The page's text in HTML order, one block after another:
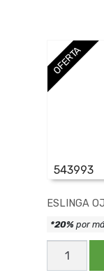
OFERTA
543993
ESLINGA
ESLINGA
OJAL
OJAL
*20% por